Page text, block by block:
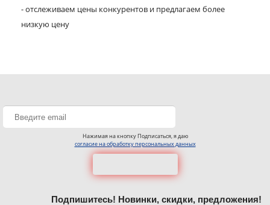
- отслеживаем цены конкурентов и предлагаем более
низкую цену
Нажимая на кнопку Подписаться, я даю
согласие на обработку персональных данных
Подпишитесь! Новинки, скидки, предложения!